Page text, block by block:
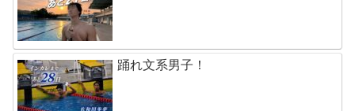
踊れ文系男子！